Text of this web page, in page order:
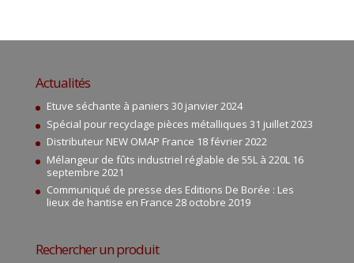
Actualités
Etuve séchante à paniers 30 janvier 2024
Spécial pour recyclage pièces métalliques 31 juillet 2023
Distributeur NEW OMAP France 18 février 2022
Mélangeur de fûts industriel réglable de 55L à 220L 16
septembre 2021
Communiqué de presse des Editions De Borée : Les
lieux de hantise en France 28 octobre 2019
Rechercher un produit